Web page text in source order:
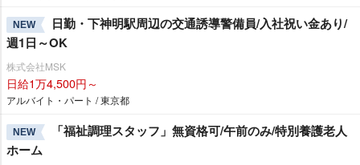
NEW
日勤・下神明駅周辺の交通誘導警備員/入社祝い金あり/
週1日～OK
株式会社MSK
日給1万4,500円～
アルバイト・パート / 東京都
NEW
「福祉調理スタッフ」無資格可/午前のみ/特別養護老人
ホーム